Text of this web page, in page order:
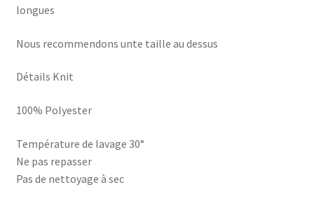
longues
Nous recommendons unte taille au dessus
Détails Knit
100% Polyester
Température de lavage 30°
Ne pas repasser
Pas de nettoyage à sec